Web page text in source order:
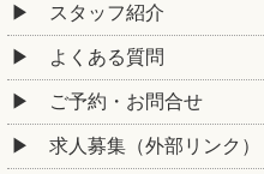
スタッフ紹介
よくある質問
ご予約・お問合せ
求人募集（外部リンク）